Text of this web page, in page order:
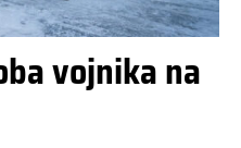
vojnika na